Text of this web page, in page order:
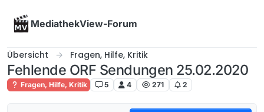
MediathekView-Forum
Übersicht Fragen, Hilfe, Kritik
Fehlende ORF Sendungen 25.02.2020
Fragen, Hilfe, Kritik 5 4 271 2